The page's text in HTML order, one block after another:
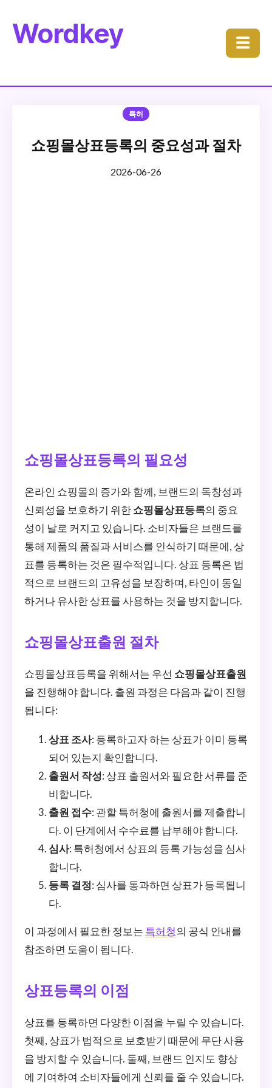
Wordkey ☰
특허
쇼핑몰상표등록의 중요성과 절차
2026-06-26
쇼핑몰상표등록의 필요성
온라인 쇼핑몰의 증가와 함께, 브랜드의 독창성과
신뢰성을 보호하기 위한쇼핑몰상표등록의 중요
성이 날로 커지고 있습니다. 소비자들은 브랜드를
통해 제품의 품질과 서비스를 인식하기 때문에, 상
표를 등록하는 것은 필수적입니다. 상표 등록은 법
적으로 브랜드의 고유성을 보장하며, 타인이 동일
하거나 유사한 상표를 사용하는 것을 방지합니다.
쇼핑몰상표출원 절차
쇼핑몰상표등록을 위해서는 우선 쇼핑몰상표출원
을 진행해야 합니다. 출원 과정은 다음과 같이 진행
됩니다:
상표 조사: 등록하고자 하는 상표가 이미 등록
되어 있는지 확인합니다.
출원서 작성: 상표 출원서와 필요한 서류를 준
비합니다.
출원 접수: 관할 특허청에 출원서를 제출합니
다. 이 단계에서 수수료를 납부해야 합니다.
심사: 특허청에서 상표의 등록 가능성을 심사
합니다.
등록 결정: 심사를 통과하면 상표가 등록됩니
다.
이 과정에서 필요한 정보는 특허청의 공식 안내를
참조하면 도움이 됩니다.
상표등록의 이점
상표를 등록하면 다양한 이점을 누릴 수 있습니다.
첫째, 상표가 법적으로 보호받기 때문에 무단 사용
을 방지할 수 있습니다. 둘째, 브랜드 인지도 향상
에 기여하여 소비자들에게 신뢰를 줄 수 있습니다.